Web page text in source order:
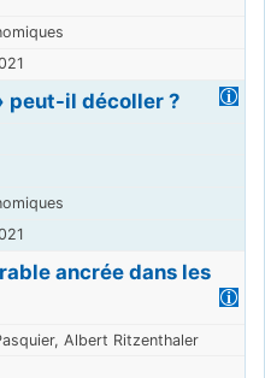
peut-il décoller ?
ancrée dans les
Albert Ritzenthaler